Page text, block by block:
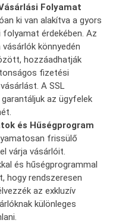
Folyamat
ki van alakítva a gyors
érdekében. Az
könnyedén
hozzáadhatják
fizetési
A SSL
az ügyfelek
és Hűségprogram
frissülő
várja vásárlóit.
és hűségprogrammal
hogy rendszeresen
az exkluzív
különleges